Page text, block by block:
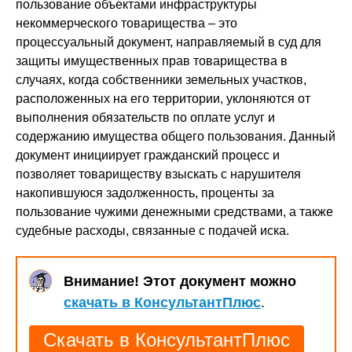
пользование объектами инфраструктуры
некоммерческого товарищества – это
процессуальный документ, направляемый в суд для
защиты имущественных прав товарищества в
случаях, когда собственники земельных участков,
расположенных на его территории, уклоняются от
выполнения обязательств по оплате услуг и
содержанию имущества общего пользования. Данный
документ инициирует гражданский процесс и
позволяет товариществу взыскать с нарушителя
накопившуюся задолженность, проценты за
пользование чужими денежными средствами, а также
судебные расходы, связанные с подачей иска.
Внимание! Этот документ можно
скачать в КонсультантПлюс.
Скачать в КонсультантПлюс